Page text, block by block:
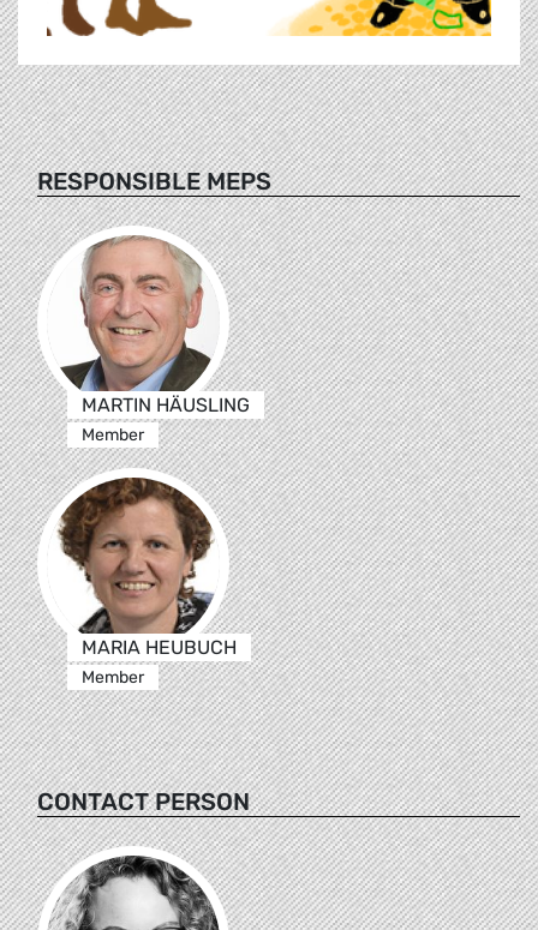
RESPONSIBLE MEPS
MARTIN HÄUSLING
Member
MARIA HEUBUCH
Member
CONTACT PERSON